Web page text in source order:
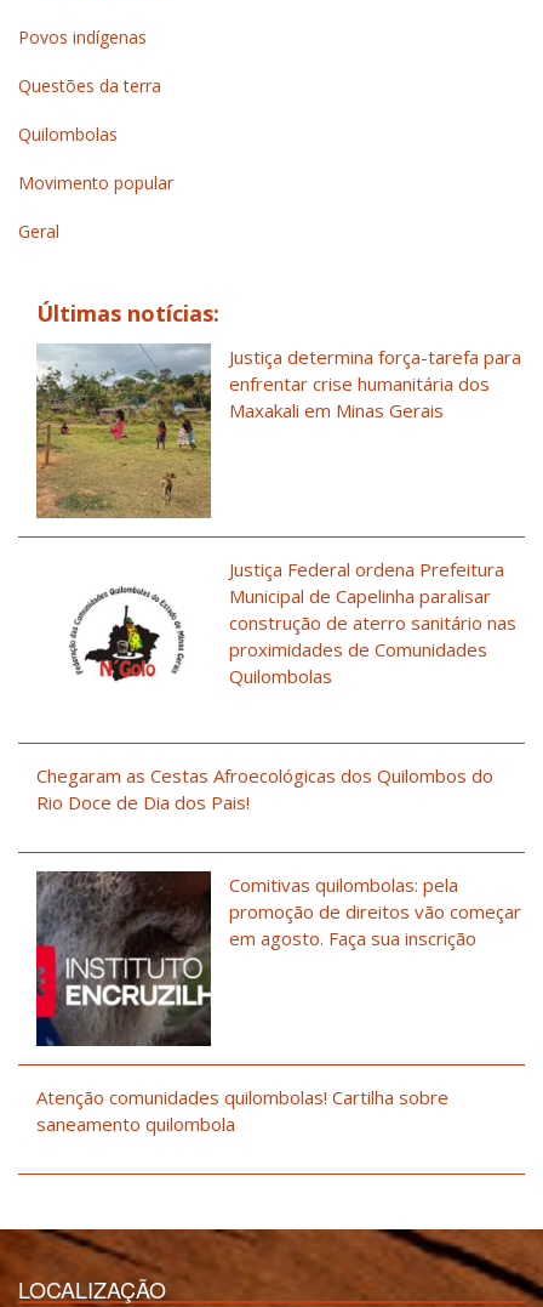
Povos indígenas
Questões da terra
Quilombolas
Movimento popular
Geral
Últimas notícias:
Justiça determina força-tarefa para
enfrentar crise humanitária dos
Maxakali em Minas Gerais
Justiça Federal ordena Prefeitura
Municipal de Capelinha paralisar
construção de aterro sanitário nas
proximidades de Comunidades
Quilombolas
Chegaram as Cestas Afroecológicas dos Quilombos do
Rio Doce de Dia dos Pais!
Comitivas quilombolas: pela
promoção de direitos vão começar
em agosto. Faça sua inscrição
Atenção comunidades quilombolas! Cartilha sobre
saneamento quilombola
LOCALIZAÇÃO